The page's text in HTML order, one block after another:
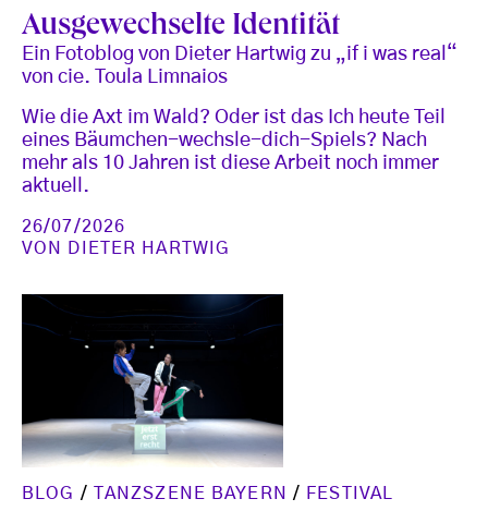
Ausgewechselte Identität
Ein Fotoblog von Dieter Hartwig zu „if i was real“
von cie. Toula Limnaios
Wie die Axt im Wald? Oder ist das Ich heute Teil
eines Bäumchen-wechsle-dich-Spiels? Nach
mehr als 10 Jahren ist diese Arbeit noch immer
aktuell.
26/07/2026
VON
DIETER HARTWIG
BLOG / TANZSZENE BAYERN / FESTIVAL